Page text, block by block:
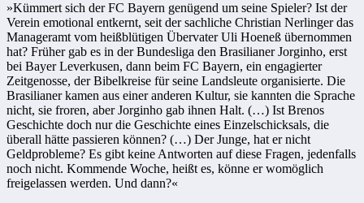
»Kümmert sich der FC Bayern genügend um seine Spieler? Ist der
Verein emotional entkernt, seit der sachliche Christian Nerlinger das
Manageramt vom heißblütigen Übervater Uli Hoeneß übernommen
hat? Früher gab es in der Bundesliga den Brasilianer Jorginho, erst
bei Bayer Leverkusen, dann beim FC Bayern, ein engagierter
Zeitgenosse, der Bibelkreise für seine Landsleute organisierte. Die
Brasilianer kamen aus einer anderen Kultur, sie kannten die Sprache
nicht, sie froren, aber Jorginho gab ihnen Halt. (…) Ist Brenos
Geschichte doch nur die Geschichte eines Einzelschicksals, die
überall hätte passieren können? (…) Der Junge, hat er nicht
Geldprobleme? Es gibt keine Antworten auf diese Fragen, jedenfalls
noch nicht. Kommende Woche, heißt es, könne er womöglich
freigelassen werden. Und dann?«